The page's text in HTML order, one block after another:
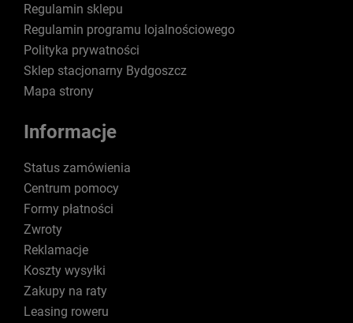
Regulamin sklepu
Regulamin programu lojalnościowego
Polityka prywatności
Sklep stacjonarny Bydgoszcz
Mapa strony
Informacje
Status zamówienia
Centrum pomocy
Formy płatności
Zwroty
Reklamacje
Koszty wysyłki
Zakupy na raty
Leasing roweru